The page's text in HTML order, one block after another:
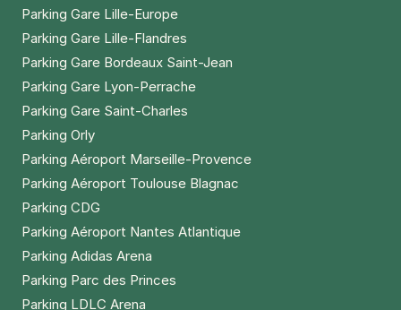
Parking Gare Lille-Europe
Parking Gare Lille-Flandres
Parking Gare Bordeaux Saint-Jean
Parking Gare Lyon-Perrache
Parking Gare Saint-Charles
Parking Orly
Parking Aéroport Marseille-Provence
Parking Aéroport Toulouse Blagnac
Parking CDG
Parking Aéroport Nantes Atlantique
Parking Adidas Arena
Parking Parc des Princes
Parking LDLC Arena